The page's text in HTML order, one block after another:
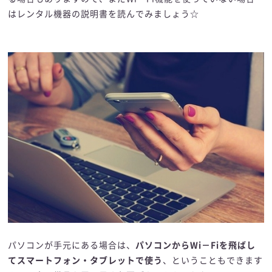
はレンタル機器の説明書を読んでみましょう☆
パソコンが手元にある場合は、 パソコンからWi－Fiを飛ばし
てスマートフォン・タブレットで使う 、ということもできます